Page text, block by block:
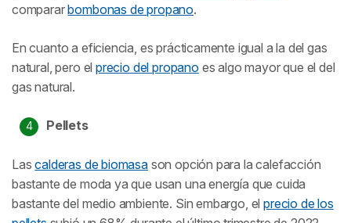
compararbombonas de propano.
En cuanto a eficiencia, es prácticamente igual a la del gas
natural, pero elprecio del propano es algo mayor que el del
gas natural.
Pellets
Lascalderas de biomasason opción para la calefacción
bastante de moda ya que usan una energía que cuida
bastante del medio ambiente. Sin embargo, elprecio de los